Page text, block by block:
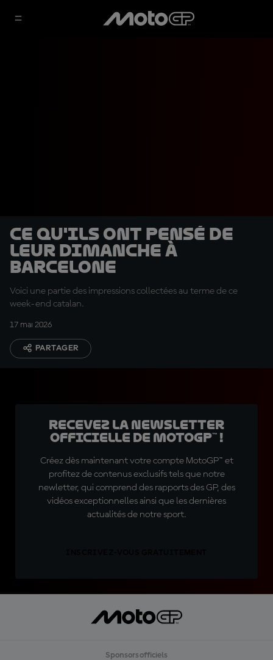
Ce qu'ils ont pensé de
leur dimanche à
Barcelone
Voici une partie des impressions collectées au terme de ce
week-end catalan.
17 mai 2026
PARTAGER
Recevez la Newsletter
officielle de MotoGP™ !
Créez dès maintenant votre compte MotoGP™ et
profitez de contenus exclusifs tels que notre
newletter, qui comprend des rapports des GP, des
vidéos exceptionnelles ainsi que les dernières
actualités de notre sport.
Sponsors officiels